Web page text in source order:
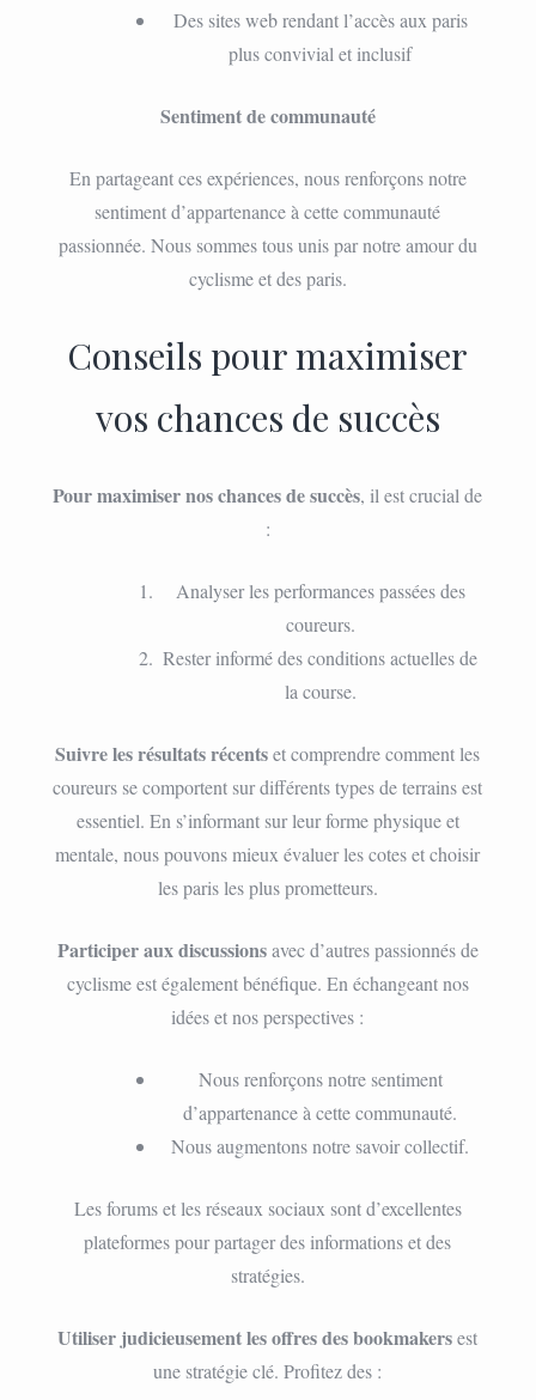
Des sites web rendant l’accès aux paris
plus convivial et inclusif
Sentiment de communauté
En partageant ces expériences, nous renforçons notre
sentiment d’appartenance à cette communauté
passionnée. Nous sommes tous unis par notre amour du
cyclisme et des paris.
Conseils pour maximiser
vos chances de succès
Pour maximiser nos chances de succès, il est crucial de
:
Analyser les performances passées des
coureurs.
Rester informé des conditions actuelles de
la course.
Suivre les résultats récentset comprendre comment les
coureurs se comportent sur différents types de terrains est
essentiel. En s’informant sur leur forme physique et
mentale, nous pouvons mieux évaluer les cotes et choisir
les paris les plus prometteurs.
Participer aux discussionsavec d’autres passionnés de
cyclisme est également bénéfique. En échangeant nos
idées et nos perspectives :
Nous renforçons notre sentiment
d’appartenance à cette communauté.
Nous augmentons notre savoir collectif.
Les forums et les réseaux sociaux sont d’excellentes
plateformes pour partager des informations et des
stratégies.
Utiliser judicieusement les offres des bookmakersest
une stratégie clé. Profitez des :